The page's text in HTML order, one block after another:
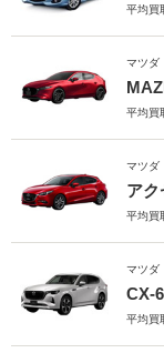
平均買
マツダ
平均買
マツダ
アク
平均買
マツダ
CX-
平均買